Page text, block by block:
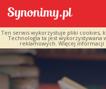
Ten serwis wykorzystuje pliki cookies,
Technologia ta jest wykorzystywana
reklamowych. Więcej informacji